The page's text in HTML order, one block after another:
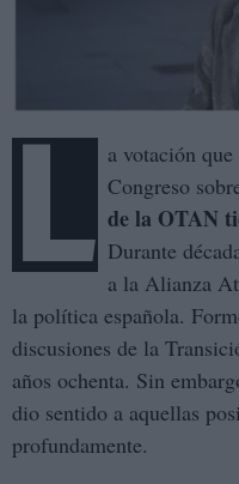
L a votación que
Congreso
de la OTAN
Durante
a la Alianza
la política española.
discusiones de la
años ochenta. Sin
dio sentido a aquellas
profundamente.